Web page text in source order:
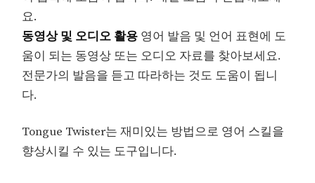
요.
동영상 및 오디오 활용 영어 발음 및 언어 표현에 도
움이 되는 동영상 또는 오디오 자료를 찾아보세요.
전문가의 발음을 듣고 따라하는 것도 도움이 됩니
다.
Tongue Twister는 재미있는 방법으로 영어 스킬을
향상시킬 수 있는 도구입니다.